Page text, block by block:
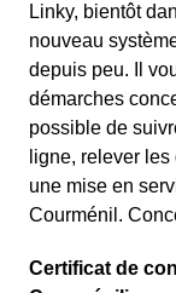
Linky, bientôt
nouveau
depuis peu. Il
démarches
possible de
ligne, relever
une mise en
Courménil.
Certificat de